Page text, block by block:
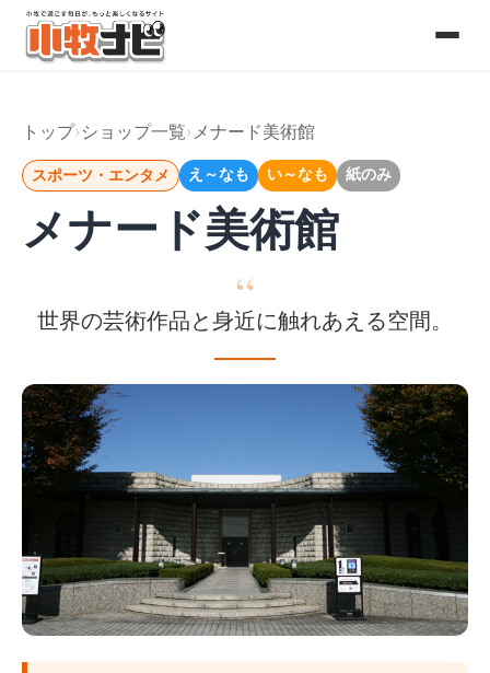
コ
ン
へ
ッ
プ
トップ ショップ一覧 メナード美術館
スポーツ・エンタメ え～なも い～なも 紙のみ
メナード美術館
世界の芸術作品と身近に触れあえる空間。